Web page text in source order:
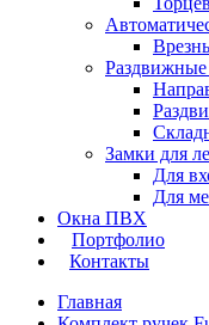
Замки для
Для
Для
Окна ПВХ
Портфолио
Контакты
Главная